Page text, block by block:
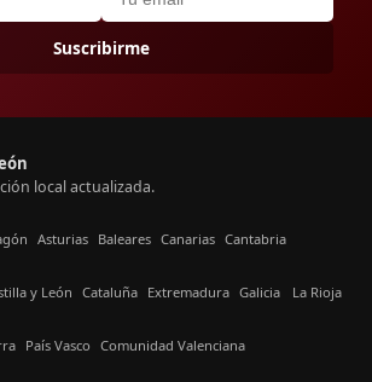
Suscribirme
local actualizada.
Asturias Baleares Canarias Cantabria
y León Cataluña Extremadura Galicia La Rioja
País Vasco Comunidad Valenciana